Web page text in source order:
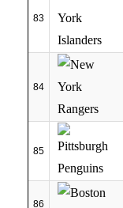
83
84
85
86